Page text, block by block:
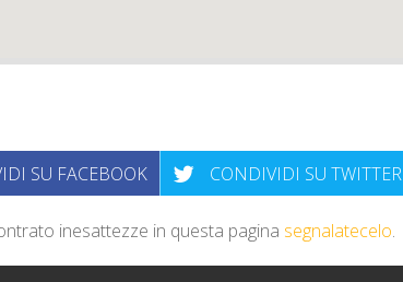
SU FACEBOOK CONDIVIDI SU TWITTER
inesattezze in questa pagina segnalatecelo.